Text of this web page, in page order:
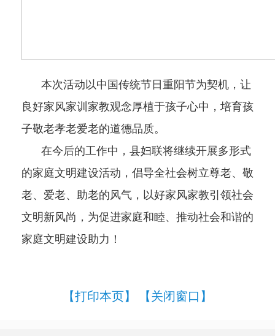
本次活动以中国传统节日重阳节为契机，让
良好家风家训家教观念厚植于孩子心中，培育孩
子敬老孝老爱老的道德品质。
在今后的工作中，县妇联将继续开展多形式
的家庭文明建设活动，倡导全社会树立尊老、敬
老、爱老、助老的风气，以好家风家教引领社会
文明新风尚，为促进家庭和睦、推动社会和谐的
家庭文明建设助力！
【打印本页】 【关闭窗口】